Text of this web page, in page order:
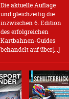
Die aktuelle Auflage
und gleichzeitig die
inzwischen 6. Edition
des erfolgreichen
Kartbahnen-Guides
behandelt auf über[...]